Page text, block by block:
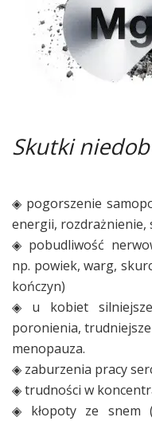
Skutki
◈ pogorszenie
energii, rozdrażnienie,
◈ pobudliwość
np. powiek, warg,
kończyn)
◈ u kobiet silniejsze
poronienia,
menopauza.
◈ zaburzenia pracy
◈ trudności w
◈ kłopoty ze snem